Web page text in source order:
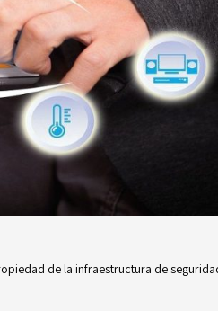
de la infraestructura de